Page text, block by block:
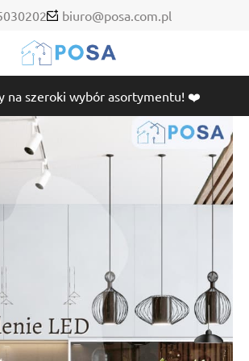
biuro@posa.com.pl
na szeroki wybór asortymentu! ❤️